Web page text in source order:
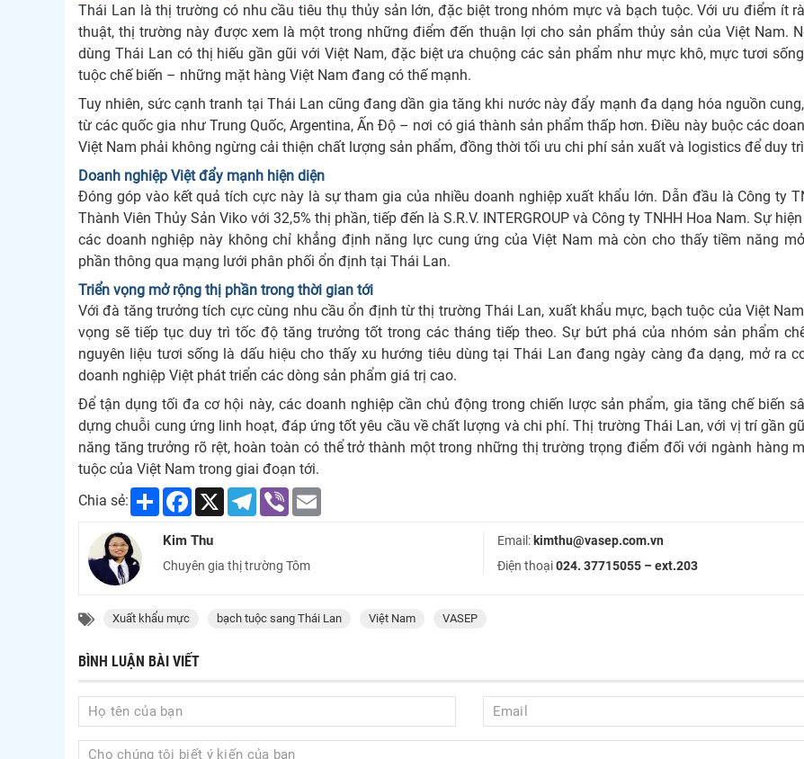
Thái Lan là thị trường có nhu cầu tiêu thụ thủy sản lớn, đặc biệt trong nhóm mực và bạch tuộc. Với ưu điểm ít
thuật, thị trường này được xem là một trong những điểm đến thuận lợi cho sản phẩm thủy sản của Việt Nam.
dùng Thái Lan có thị hiếu gần gũi với Việt Nam, đặc biệt ưa chuộng các sản phẩm như mực khô, mực tươi
tuộc chế biến – những mặt hàng Việt Nam đang có thế mạnh.
Tuy nhiên, sức cạnh tranh tại Thái Lan cũng đang dần gia tăng khi nước này đẩy mạnh đa dạng hóa nguồn
từ các quốc gia như Trung Quốc, Argentina, Ấn Độ – nơi có giá thành sản phẩm thấp hơn. Điều này buộc các
Việt Nam phải không ngừng cải thiện chất lượng sản phẩm, đồng thời tối ưu chi phí sản xuất và logistics để duy
Doanh nghiệp Việt đẩy mạnh hiện diện
Đóng góp vào kết quả tích cực này là sự tham gia của nhiều doanh nghiệp xuất khẩu lớn. Dẫn đầu là Công ty
Thành Viên Thủy Sản Viko với 32,5% thị phần, tiếp đến là S.R.V. INTERGROUP và Công ty TNHH Hoa Nam. Sự
các doanh nghiệp này không chỉ khẳng định năng lực cung ứng của Việt Nam mà còn cho thấy tiềm năng
phần thông qua mạng lưới phân phối ổn định tại Thái Lan.
Triển vọng mở rộng thị phần trong thời gian tới
Với đà tăng trưởng tích cực cùng nhu cầu ổn định từ thị trường Thái Lan, xuất khẩu mực, bạch tuộc của Việt
vọng sẽ tiếp tục duy trì tốc độ tăng trưởng tốt trong các tháng tiếp theo. Sự bứt phá của nhóm sản phẩm
nguyên liệu tươi sống là dấu hiệu cho thấy xu hướng tiêu dùng tại Thái Lan đang ngày càng đa dạng, mở ra
doanh nghiệp Việt phát triển các dòng sản phẩm giá trị cao.
Để tận dụng tối đa cơ hội này, các doanh nghiệp cần chủ động trong chiến lược sản phẩm, gia tăng chế biến
dựng chuỗi cung ứng linh hoạt, đáp ứng tốt yêu cầu về chất lượng và chi phí. Thị trường Thái Lan, với vị trí gần
năng tăng trưởng rõ rệt, hoàn toàn có thể trở thành một trong những thị trường trọng điểm đối với ngành hàng
tuộc của Việt Nam trong giai đoạn tới.
Chia sẻ:
Share Facebook
X Telegram
Viber
Kim Thu
Chuyên gia thị trường Tôm
Email: kimthu@vasep.com.vn
Điện thoại024. 37715055 – ext.203
Xuất khẩu mực bạch tuộc sang Thái Lan Việt Nam VASEP
BÌNH LUẬN BÀI VIẾT